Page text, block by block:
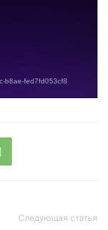
Следующая статья